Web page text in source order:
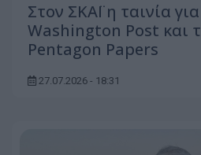
Στον ΣΚΑΪ η ταινία
Washington Post και
Pentagon Papers
27.07.2026 - 18:31